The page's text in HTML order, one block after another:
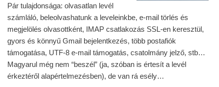
Pár tulajdonsága: olvasatlan levél
számláló, beleolvashatunk a leveleinkbe, e-mail törlés és
megjelölés olvasottként, IMAP csatlakozás SSL-en keresztül,
gyors és könnyű Gmail bejelentkezés, több postafiók
támogatása, UTF-8 e-mail támogatás, csatolmány jelző, stb…
Magyarul még nem “beszél” (ja, szóban is értesít a levél
érkeztéről alapértelmezésben), de van rá esély…